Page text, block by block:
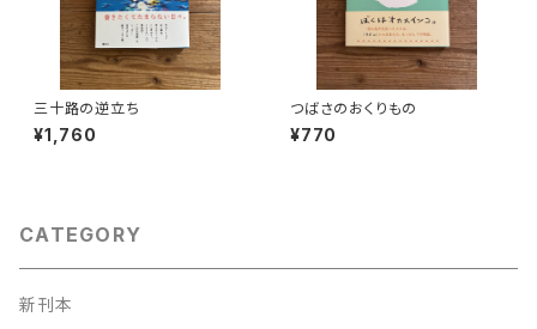
三十路の逆立ち
¥1,760
つばさのおくりもの
¥770
CATEGORY
新刊本